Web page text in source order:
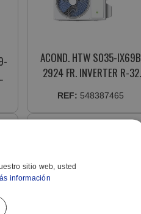
ACOND. HTW S035-IX69B
2924 FR. INVERTER R-32
REF: 548387465
sitio web, usted
información